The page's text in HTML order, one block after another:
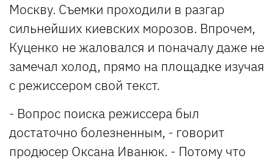
Москву. Съемки проходили в разгар
сильнейших киевских морозов. Впрочем,
Куценко не жаловался и поначалу даже не
замечал холод, прямо на площадке изучая
с режиссером свой текст.
- Вопрос поиска режиссера был
достаточно болезненным, - говорит
продюсер Оксана Иванюк. - Потому что